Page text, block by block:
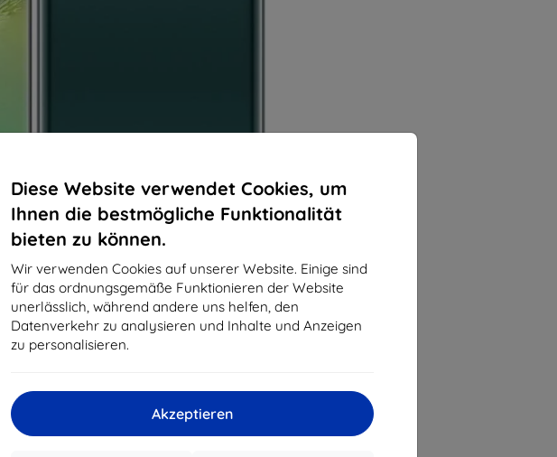
Diese Website verwendet Cookies, um
Ihnen die bestmögliche Funktionalität
bieten zu können.
Wir verwenden Cookies auf unserer Website. Einige sind
für das ordnungsgemäße Funktionieren der Website
unerlässlich, während andere uns helfen, den
Datenverkehr zu analysieren und Inhalte und Anzeigen
zu personalisieren.
Akzeptieren